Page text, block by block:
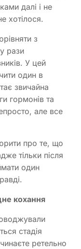
далі і не
хотілося.
з
рази
У цей
один в
звичайна
гормонів та
але все
про те, що
тільки після
один
кохання
стадія
ретельно